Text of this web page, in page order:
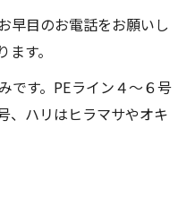
早目のお電話をお願いし
す。
です。PEライン４～６号
、ハリはヒラマサやオキ